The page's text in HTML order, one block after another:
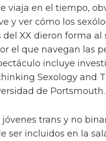
viaja en el tiempo,
y ver cómo los
XX dieron forma
el que navegan las
incluye
Sexology and
de Portsmouth.
trans y no
ser incluidos en la